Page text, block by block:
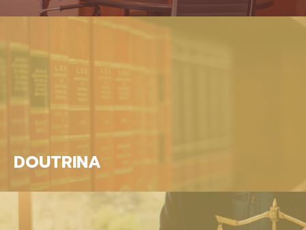
DOUTRINA